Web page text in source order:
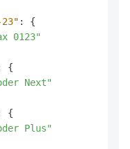
23" :
{
0123"
{
Next"
{
Plus"